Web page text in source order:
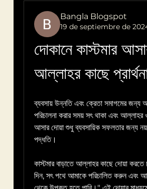
Bangla Blogspot
19 de septiembre de
দোকানে কাস্টমার
আল্লাহর কাছে
ব্যবসায় উন্নতি এবং ক্রেতা সমাগমের জন্য
পরিচালনা করার সময় সৎ থাকা এবং
আসার দোয়া শুধু ব্যবসায়িক সফলতার জন্য
পদ্ধতি।
কাস্টমার বাড়াতে আল্লাহর কাছে দোয়া
দিন, সৎ পথে আমাকে পরিচালিত করুন এবং